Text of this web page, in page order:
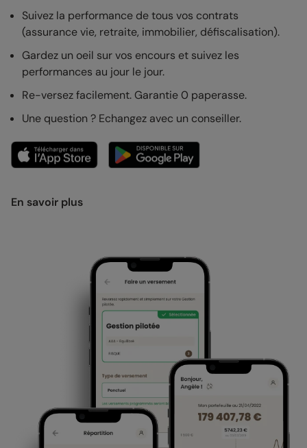
Suivez la performance de tous vos contrats
(assurance vie, retraite, immobilier, défiscalisation).
Gardez un oeil sur vos encours et suivez les
performances au jour le jour.
Re-versez facilement. Garantie 0 paperasse.
Une question ? Echangez avec un conseiller.
En savoir plus